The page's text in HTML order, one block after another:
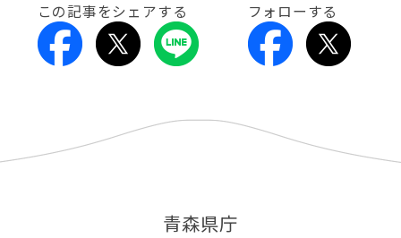
この記事をシェアする フォローする
青森県庁